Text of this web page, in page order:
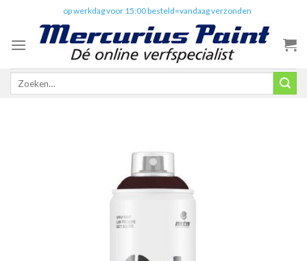
content
op werkdag voor 15:00 besteld=vandaag verzonden
Zoeken